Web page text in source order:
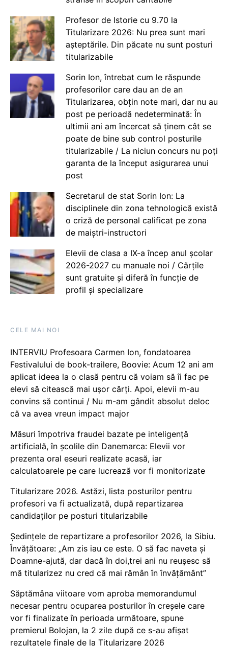
Profesor de Istorie cu 9.70 la
Titularizare 2026: Nu prea sunt mari
așteptările. Din păcate nu sunt posturi
titularizabile
Sorin Ion, întrebat cum le răspunde
profesorilor care dau an de an
Titularizarea, obțin note mari, dar nu au
post pe perioadă nedeterminată: În
ultimii ani am încercat să ținem cât se
poate de bine sub control posturile
titularizabile / La niciun concurs nu poți
garanta de la început asigurarea unui
post
Secretarul de stat Sorin Ion: La
disciplinele din zona tehnologică există
o criză de personal calificat pe zona
de maiștri-instructori
Elevii de clasa a IX-a încep anul școlar
2026-2027 cu manuale noi / Cărțile
sunt gratuite și diferă în funcție de
profil și specializare
CELE MAI NOI
INTERVIU Profesoara Carmen Ion, fondatoarea
Festivalului de book-trailere, Boovie: Acum 12 ani am
aplicat ideea la o clasă pentru că voiam să îi fac pe
elevi să citească mai ușor cărți. Apoi, elevii m-au
convins să continui / Nu m-am gândit absolut deloc
că va avea vreun impact major
Măsuri împotriva fraudei bazate pe inteligență
artificială, în școlile din Danemarca: Elevii vor
prezenta oral eseuri realizate acasă, iar
calculatoarele pe care lucrează vor fi monitorizate
Titularizare 2026. Astăzi, lista posturilor pentru
profesori va fi actualizată, după repartizarea
candidaților pe posturi titularizabile
Ședințele de repartizare a profesorilor 2026, la Sibiu.
Învățătoare: „Am zis iau ce este. O să fac naveta și
Doamne-ajută, dar dacă în doi,trei ani nu reușesc să
mă titularizez nu cred că mai rămân în învățământ”
Săptămâna viitoare vom aproba memorandumul
necesar pentru ocuparea posturilor în creșele care
vor fi finalizate în perioada următoare, spune
premierul Bolojan, la 2 zile după ce s-au afișat
rezultatele finale de la Titularizare 2026